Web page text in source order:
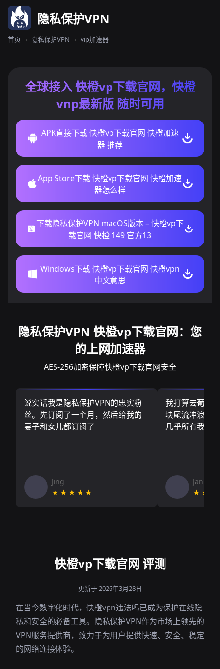
隐私保护VPN
首页 › 隐私保护VPN › vip加速器
全球接入 快橙vp下载官网，快橙
vnp最新版 随时可用
APK直接下载 快橙vp下载官网 快橙加速
器 推荐
App Store下载 快橙vp下载官网 快橙加速
器怎么样
下载隐私保护VPN macOS版本 – 快橙vp下
载官网 快橙 149 官方13
Windows下载 快橙vp下载官网 快橙vpn
中文意思
隐私保护VPN 快橙vp下载官网：您
的上网加速器
AES-256加密保障快橙vp下载官网安全
说实话我是隐私保护VPN的忠实粉
丝。先订阅了一个月，然后给我的
妻子和女儿都订阅了
Jing
★★★★★
我打算去葡萄
块尾流冲浪板
几乎所有我需
Jan V
快橙vp下载官网 评测
更新于 2026年3月28日
在当今数字化时代，快橙vpn违法吗已成为保护在线隐
私和安全的必备工具。隐私保护VPN作为市场上领先的
VPN服务提供商，致力于为用户提供快速、安全、稳定
的网络连接体验。